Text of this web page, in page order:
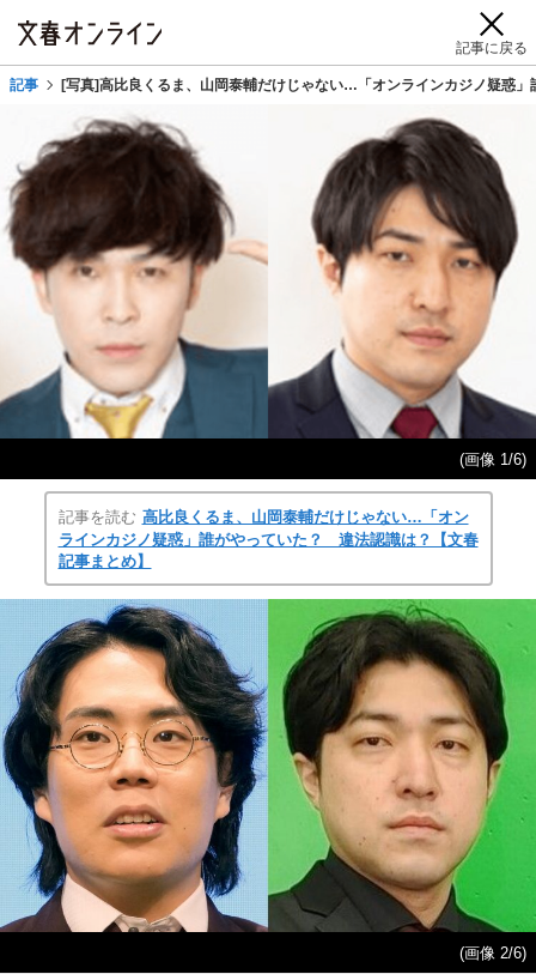
記事に戻る
記事 [写真]高比良くるま、山岡泰輔だけじゃない…「オンラインカジノ疑惑
(画像 1/6)
記事を読む 高比良くるま、山岡泰輔だけじゃない…「オン
ラインカジノ疑惑」誰がやっていた？ 違法認識は？【文春
記事まとめ】
(画像 2/6)